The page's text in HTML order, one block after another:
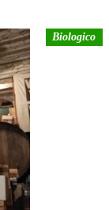
Biologico